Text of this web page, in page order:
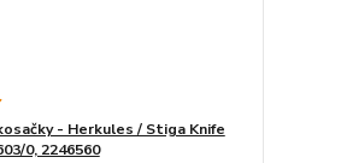
- Herkules / Stiga Knife
0, 2246560